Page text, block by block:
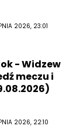
2026, 23:01
- Widzew
meczu i
2026, 22:10